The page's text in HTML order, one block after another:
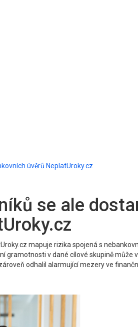
úvěrů NeplatUroky.cz
se ale
mapuje rizika spojená s
v dané cílové skupině
odhalil alarmující mezery ve